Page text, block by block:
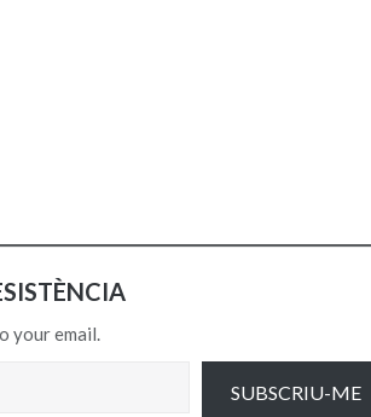
your email.
SUBSCRIU-ME